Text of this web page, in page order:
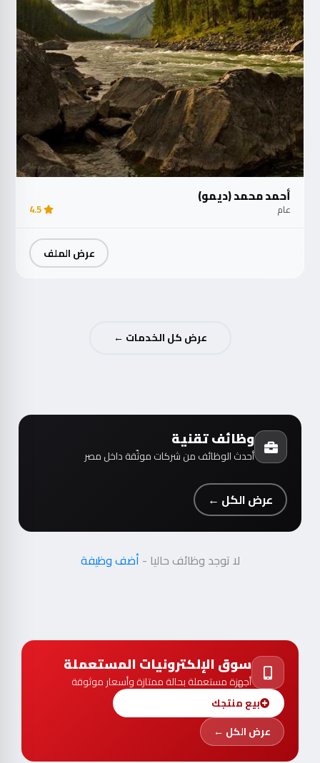
أحمد محمد (ديمو)
عام 4.5
عرض الملف
عرض كل الخدمات ←
وظائف تقنية
أحدث الوظائف من شركات موثّقة داخل مصر
عرض الكل ←
لا توجد وظائف حاليا - أضف وظيفة
سوق الإلكترونيات المستعملة
أجهزة مستعملة بحالة ممتازة وأسعار موثوقة
بيع منتجك
عرض الكل ←